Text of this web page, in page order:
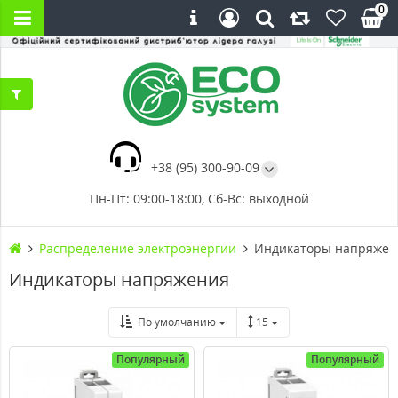
+38 (95) 300-90-09
Пн-Пт: 09:00-18:00, Сб-Вс: выходной
0
Распределение электроэнергии Индикаторы
Индикаторы напряжения
По умолчанию 15
Популярный Популярный